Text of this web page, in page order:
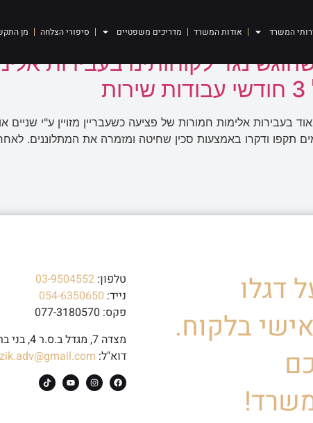
המשרד אודות המשרד מדריכים משפטיים סיפורי הצלחה מן
נגד לקוחותינו בעבירות
אלימות חמורות של פציעה כשעבריין מזויין ע"י שניים
תקפו ודקרו באמצעות סכין שחיטה ומזמרה את המתלוננים.
דגלו
בלקוח.
טלפון: 03-9504552
נייד: 054-6350650
פקס: 077-3180570
מצדה 7, מגדל ב.ס.ר 4, בני ברק
דוא"ל: